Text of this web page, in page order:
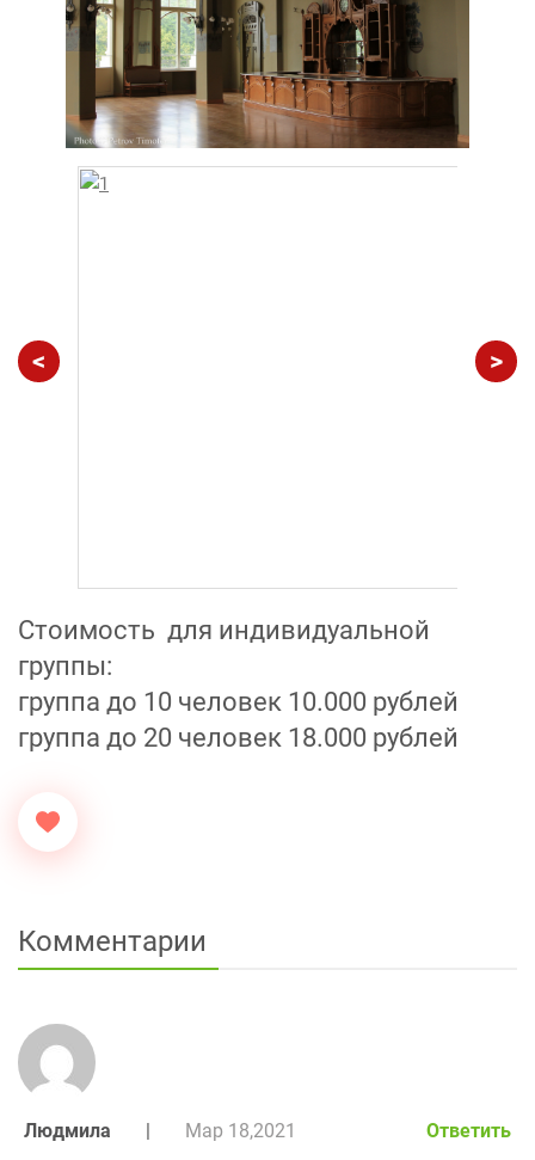
< >
Стоимость для индивидуальной
группы:
группа до 10 человек 10.000 рублей
группа до 20 человек 18.000 рублей
Комментарии
Людмила Мар 18,2021 Ответить